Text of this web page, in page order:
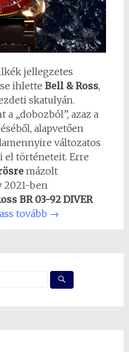
jellegzetes
ihlette Bell & Ross,
skatulyán.
„dobozból”, azaz a
alapvetően
változatos
el történeteit. Erre
mázolt
2021-ben
BR 03-92 DIVER
tovább →